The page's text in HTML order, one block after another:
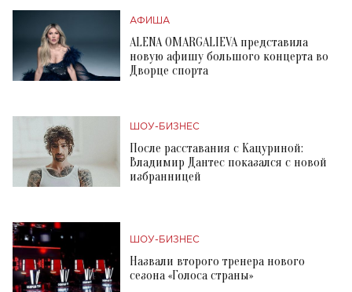
АФИША
ALENA OMARGALIEVA представила
новую афишу большого концерта во
Дворце спорта
ШОУ-БИЗНЕС
После расставания с Кацуриной:
Владимир Дантес показался с новой
избранницей
ШОУ-БИЗНЕС
Назвали второго тренера нового
сезона «Голоса страны»